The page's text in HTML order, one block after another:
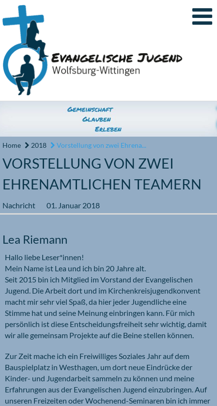
Home 2018 Vorstellung von zwei Ehrena...
VORSTELLUNG VON ZWEI
EHRENAMTLICHEN TEAMERN
Nachricht 01. Januar 2018
Lea Riemann
Hallo liebe Leser*innen!
Mein Name ist Lea und ich bin 20 Jahre alt.
Seit 2015 bin ich Mitglied im Vorstand der Evangelischen
Jugend. Die Arbeit dort und im Kirchenkreisjugendkonvent
macht mir sehr viel Spaß, da hier jeder Jugendliche eine
Stimme hat und seine Meinung einbringen kann. Für mich
persönlich ist diese Entscheidungsfreiheit sehr wichtig, damit
wir alle gemeinsam Projekte auf die Beine stellen können.
Zur Zeit mache ich ein Freiwilliges Soziales Jahr auf dem
Bauspielplatz in Westhagen, um dort neue Eindrücke der
Kinder- und Jugendarbeit sammeln zu können und meine
Erfahrungen aus der Evangelischen Jugend einzubringen. Auf
unseren Freizeiten oder Wochenend-Seminaren bin ich immer